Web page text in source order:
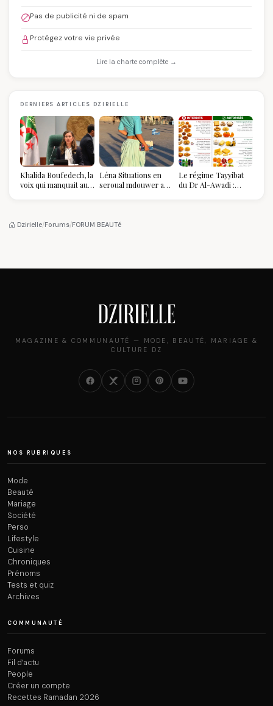
Pas de publicité ni de spam
Protégez votre vie privée
Lire la charte complète →
DERNIERS ARTICLES DZIRIELLE
Khalida Boufedech, la
voix qui manquait au
Léna Situations en
seroual mdouwer au
pièce mode de l'été
Le régime Tayyibat
du Dr Al-Awadi :
Dzirielle/Forums/FORUM BEAUTé
MAGAZINE & COMMUNAUTÉ — MODE, BEAUTÉ, MARIAGE &
CULTURE DZ
NOS RUBRIQUES
Mode
Beauté
Mariage
Société
Perso
Lifestyle
Cuisine
Chroniques
Prénoms
Tests et quiz
Archives
COMMUNAUTÉ
Forums
Fil d’actu
People
Créer un compte
Recettes Ramadan 2026